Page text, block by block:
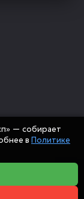
— собирает
в Политике